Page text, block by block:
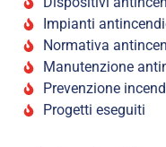
Impianti
Normativa
Manutenzione
Prevenzione
Progetti eseguiti